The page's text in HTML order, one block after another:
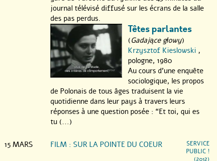
journal télévisé diffusé sur les écrans de la salle
des pas perdus.
Têtes parlantes
(Gadające głowy)
Krzysztof Kieslowski ,
pologne, 1980
Au cours d’une enquête
sociologique, les propos
de Polonais de tous âges traduisent la vie
quotidienne dans leur pays à travers leurs
réponses à une question posée : “Et toi, qui es
tu (...)
15 MARS FILM : SUR LA POINTE DU COEUR
SERVICE
PUBLIC !
(2012)